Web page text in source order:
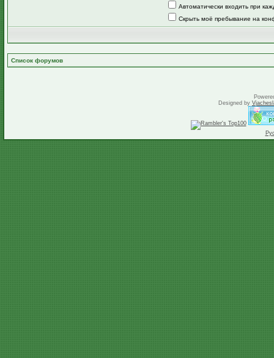
Автоматически входить при
Скрыть моё пребывание на
Список форумов
Designed by